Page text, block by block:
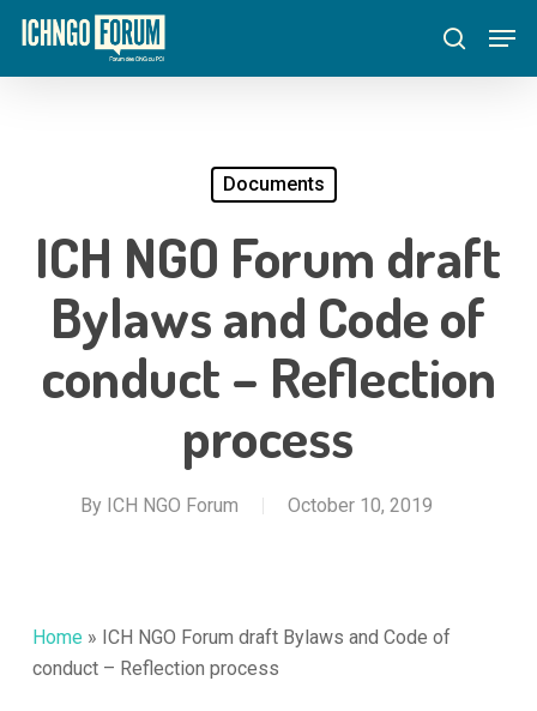
Skip
main
search
Documents
ICH NGO Forum draft
Bylaws and Code of
conduct – Reflection
process
By ICH NGO Forum October 10, 2019
Home » ICH NGO Forum draft Bylaws and Code of
conduct – Reflection process